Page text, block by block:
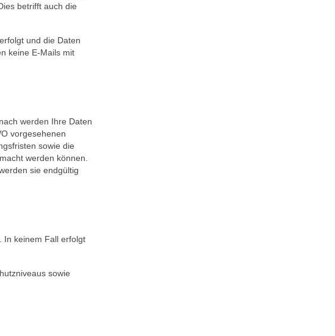
betrifft auch die
und die Daten
keine E-Mails mit
werden Ihre Daten
vorgesehenen
sowie die
werden können.
sie endgültig
In keinem Fall erfolgt
sowie